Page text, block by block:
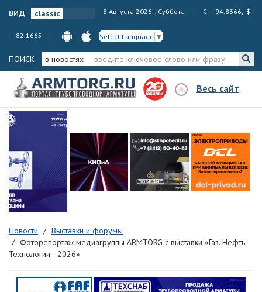
вид 8 Августа 2026г, Суббота € — 94.8366, $
— 82.1665 Select Language ▼
ПОИСК в новостях
Весь сайт
Новости
Выставки и форумы
Фоторепортаж медиагруппы ARMTORG с выставки «Газ. Нефть.
Технологии—2026»